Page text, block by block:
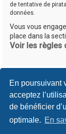
En poursuivant
acceptez
de bénéficier
optimale. En
de tentative de
données.
Vous vous
place dans la
Voir les règles